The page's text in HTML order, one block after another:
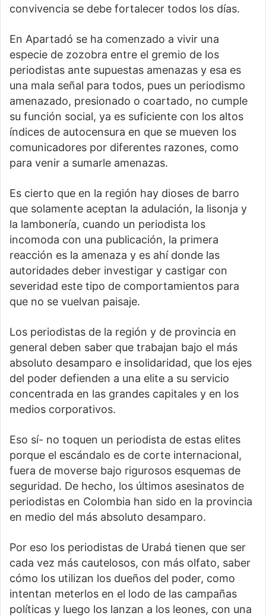
convivencia se debe fortalecer todos los días.
En Apartadó se ha comenzado a vivir una
especie de zozobra entre el gremio de los
periodistas ante supuestas amenazas y esa es
una mala señal para todos, pues un periodismo
amenazado, presionado o coartado, no cumple
su función social, ya es suficiente con los altos
índices de autocensura en que se mueven los
comunicadores por diferentes razones, como
para venir a sumarle amenazas.
Es cierto que en la región hay dioses de barro
que solamente aceptan la adulación, la lisonja y
la lambonería, cuando un periodista los
incomoda con una publicación, la primera
reacción es la amenaza y es ahí donde las
autoridades deber investigar y castigar con
severidad este tipo de comportamientos para
que no se vuelvan paisaje.
Los periodistas de la región y de provincia en
general deben saber que trabajan bajo el más
absoluto desamparo e insolidaridad, que los ejes
del poder defienden a una elite a su servicio
concentrada en las grandes capitales y en los
medios corporativos.
Eso sí- no toquen un periodista de estas elites
porque el escándalo es de corte internacional,
fuera de moverse bajo rigurosos esquemas de
seguridad. De hecho, los últimos asesinatos de
periodistas en Colombia han sido en la provincia
en medio del más absoluto desamparo.
Por eso los periodistas de Urabá tienen que ser
cada vez más cautelosos, con más olfato, saber
cómo los utilizan los dueños del poder, como
intentan meterlos en el lodo de las campañas
políticas y luego los lanzan a los leones, con una